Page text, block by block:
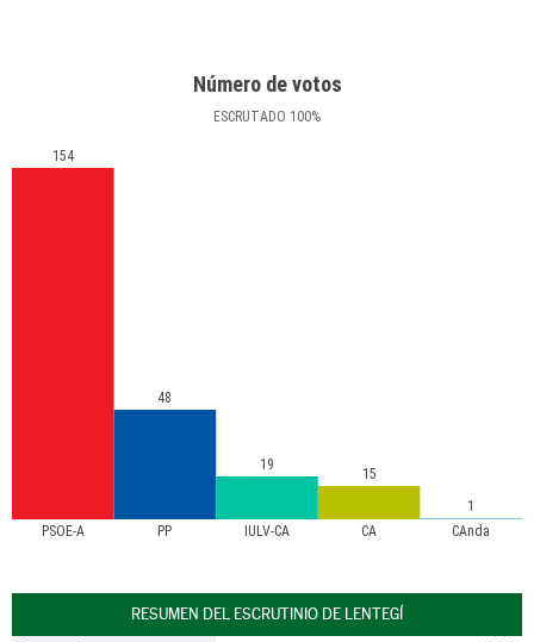
Número de votos
ESCRUTADO 100%
PSOE-A PP IULV-CA CA CAnda
154
48
19
15
1
RESUMEN DEL ESCRUTINIO DE LENTEGÍ